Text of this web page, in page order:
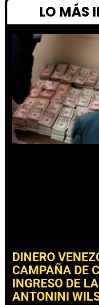
LO MÁS
DINERO
CAMPAÑA DE
INGRESO DE
ANTONINI